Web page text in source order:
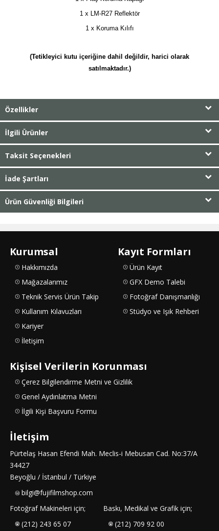
1 x LM-R27 Reflektör
1 x Koruma Kılıfı
(Tetikleyici kutu içeriğine dahil değildir, harici olarak
satılmaktadır.)
Özellikler
İlgili Ürünler
Taksit Seçenekleri
İade Şartları
Ürün Güvenliği Bilgileri
Kurumsal
Hakkımızda
Mağazalarımız
Teknik Servis Ürün Takip
Kullanım Kılavuzları
Kariyer
İletişim
Kayıt Formları
Ürün Kayıt
GFX Demo Talebi
Fotoğraf Danışmanlığı
Stüdyo ve Işık Rehberi
Kişisel Verilerin Korunması
Çerez Bilgilendirme Metni ve Gizlilik
Genel Aydınlatma Metni
İlgili Kişi Başvuru Formu
İletişim
Pürtelaş Hasan Efendi Mah. Meclis-i Mebusan Cad. No:37/A
34427
Beyoğlu / İstanbul / Türkiye
bilgi@fujifilmshop.com
Fotoğraf Makineleri için;
(212) 243 65 07
Baskı, Medikal ve Grafik için;
(212) 709 92 00